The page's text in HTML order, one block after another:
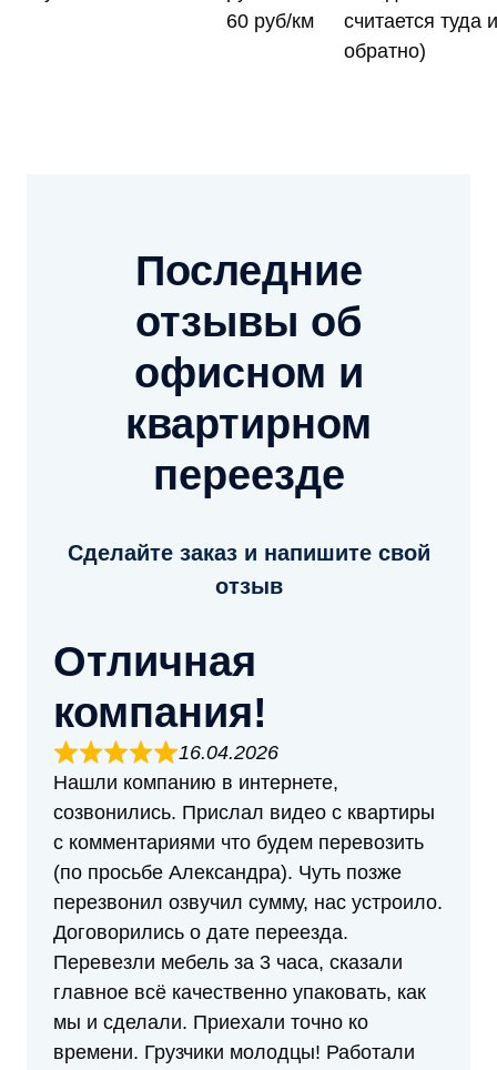
60 руб/км
считается туда и
обратно)
Последние
отзывы об
офисном и
квартирном
переезде
Сделайте заказ и напишите свой
отзыв
Отличная
компания!
16.04.2026
Нашли компанию в интернете,
созвонились. Прислал видео с квартиры
с комментариями что будем перевозить
(по просьбе Александра). Чуть позже
перезвонил озвучил сумму, нас устроило.
Договорились о дате переезда.
Перевезли мебель за 3 часа, сказали
главное всё качественно упаковать, как
мы и сделали. Приехали точно ко
времени. Грузчики молодцы! Работали